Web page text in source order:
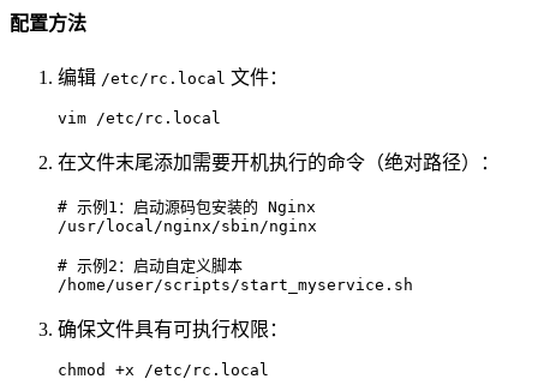
配置方法
编辑 /etc/rc.local 文件：
vim /etc/rc.local
在文件末尾添加需要开机执行的命令（绝对路径）：
# 示例1：启动源码包安装的 Nginx
/usr/local/nginx/sbin/nginx
# 示例2：启动自定义脚本
/home/user/scripts/start_myservice.sh
确保文件具有可执行权限：
chmod +x /etc/rc.local